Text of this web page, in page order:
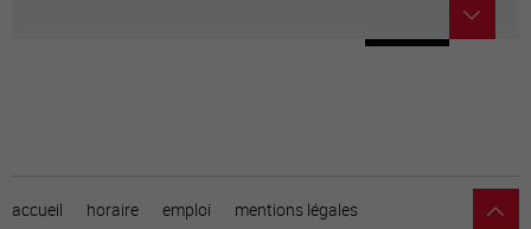
accueil horaire emploi mentions légales